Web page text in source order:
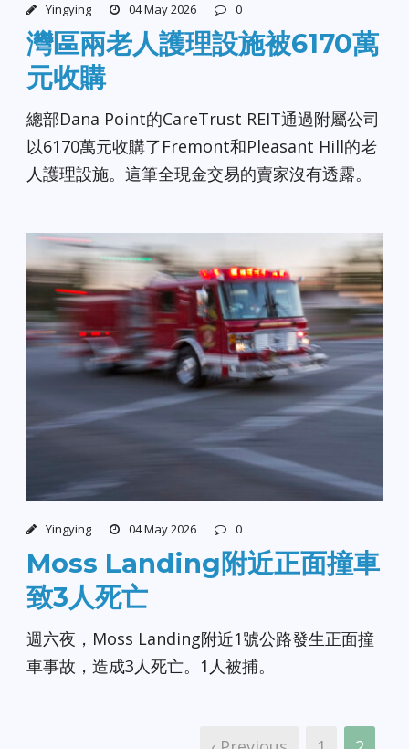
Yingying 04 May 2026 0
灣區兩老人護理設施被6170萬
元收購
總部Dana Point的CareTrust REIT通過附屬公司
以6170萬元收購了Fremont和Pleasant Hill的老
人護理設施。這筆全現金交易的賣家沒有透露。
Yingying 04 May 2026 0
Moss Landing附近正面撞車
致3人死亡
週六夜，Moss Landing附近1號公路發生正面撞
車事故，造成3人死亡。1人被捕。